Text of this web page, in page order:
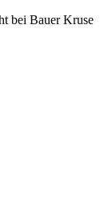
bei Bauer Kruse